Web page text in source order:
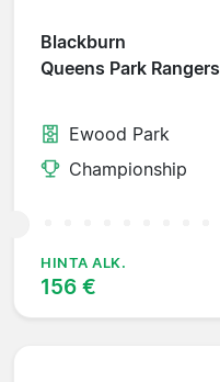
Blackburn
Queens Park Rangers
Ewood Park
Championship
HINTA ALK.
156 €